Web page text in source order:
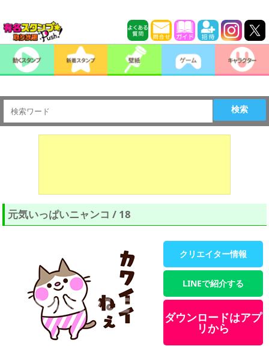
検索
元気いっぱいニャンコ / 18
クリエイター情報
LINEで紹介する
ダウンロードはアプ
リから